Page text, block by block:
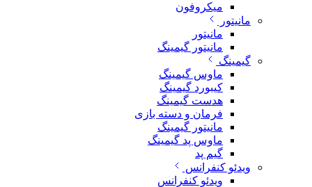
میکروفون
مانیتور
مانیتور
مانیتور گیمینگ
گیمینگ
ماوس گیمینگ
کیبورد گیمینگ
هدست گیمینگ
فرمان و دسته بازی
مانیتور گیمینگ
ماوس پد گیمینگ
گیم پد
ویدئو کنفرانس
ویدئو کنفرانس